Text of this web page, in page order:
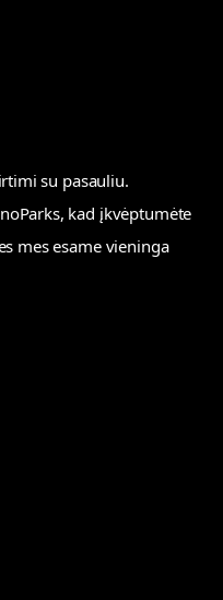
su pasauliu.
kad įkvėptumėte
mes esame vieninga